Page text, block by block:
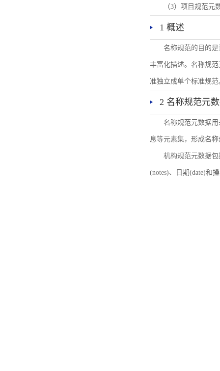
（3）项目规范
1 概述
名称规范的目的
丰富化描述。名称规
准独立成单个标准规范
2 名称规范元
名称规范元数据
息等元素集，形成名
机构规范元数据
(notes)、日期(date)和